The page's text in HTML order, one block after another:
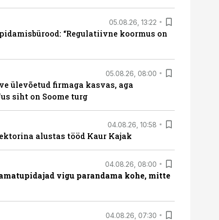
05.08.26, 13:22
“Regulatiivne koormus on
05.08.26, 08:00
ülevõetud firmaga kasvas, aga
siht on Soome turg
04.08.26, 10:58
alustas tööd Kaur Kajak
04.08.26, 08:00
vigu parandama kohe, mitte
04.08.26, 07:30